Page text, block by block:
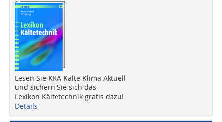
Lesen Sie KKA Kälte Klima Aktuell
und sichern Sie sich das
Lexikon Kältetechnik gratis dazu!
Details